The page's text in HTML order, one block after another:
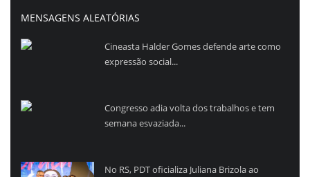
MENSAGENS ALEATÓRIAS
Cineasta Halder Gomes defende arte como
expressão social...
Congresso adia volta dos trabalhos e tem
semana esvaziada...
No RS, PDT oficializa Juliana Brizola ao